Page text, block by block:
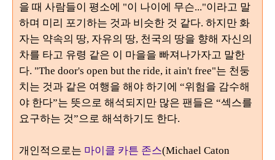
을 때 사람들이 평소에 "이 나이에 무슨..."이라고 말
하며 미리 포기하는 것과 비슷한 것 같다. 하지만 화
자는 약속의 땅, 자유의 땅, 천국의 땅을 향해 자신의
차를 타고 유령 같은 이 마을을 빠져나가자고 말한
다. "The door's open but the ride, it ain't free"는 천둥
치는 것과 같은 여행을 해야 하기에 “위험을 감수해
야 한다”는 뜻으로 해석되지만 많은 팬들은 “섹스를
요구하는 것”으로 해석하기도 한다.
개인적으로는 마이클 카튼 존스(Michael Caton